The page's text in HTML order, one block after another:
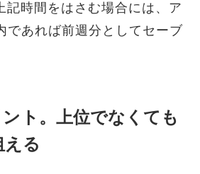
時間をはさむ場合には、ア
であれば前週分としてセーブ
ント。上位でなくても
る